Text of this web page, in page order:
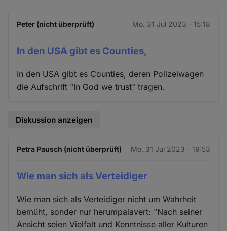
Peter (nicht überprüft) Mo. 31 Jul 2023 - 15:18
In den USA gibt es Counties,
In den USA gibt es Counties, deren Polizeiwagen
die Aufschrift "In God we trust" tragen.
Diskussion anzeigen
Petra Pausch (nicht überprüft) Mo. 31 Jul 2023 - 19:53
Wie man sich als Verteidiger
Wie man sich als Verteidiger nicht um Wahrheit
bemüht, sonder nur herumpalavert: "Nach seiner
Ansicht seien Vielfalt und Kenntnisse aller Kulturen